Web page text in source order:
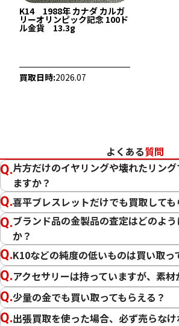
22金 (K22) ネックレス
39.2g
22金 (K22) ブレスレットまとめ
56.2g
参考買取価格
1,537,700円
K14 1988年 カナダ カルガ
リーオリンピック記念 100ド
ル金貨 13.3g
買取日時:2026.07
よくある質問
片方だけのイヤリングや壊れたリン
ますか？
喜平ブレスレットだけでも買取しても
ブランド品の金製品の査定はどのよ
か？
K10などの純度の低いものは買い取っ
アクセサリーは持っていますが、素材
少量の金でも買い取ってもらえる？
出張買取を使った場合、必ず売らな